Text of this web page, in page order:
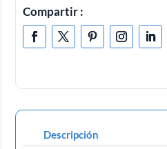
Compartir :
Descripción